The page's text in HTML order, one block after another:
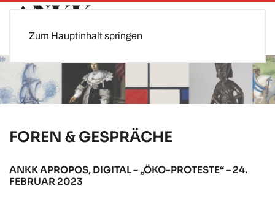
Zum Hauptinhalt springen
FOREN & GESPRÄCHE
ANKK APROPOS, DIGITAL – „ÖKO-PROTESTE“ – 24.
FEBRUAR 2023